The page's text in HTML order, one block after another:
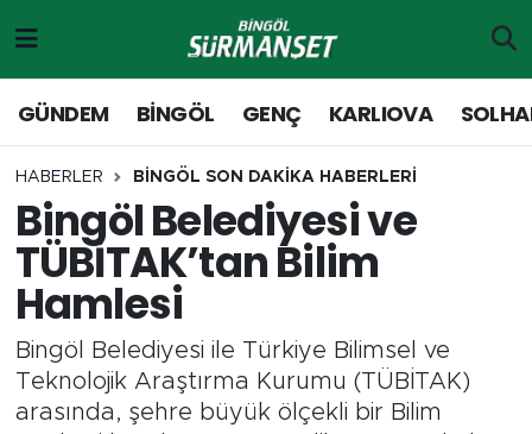
GÜNDEM BİNGÖL GENÇ KARLIOVA
HABERLER BİNGÖL SON DAKİKA HABERLERİ
Bingöl Belediyesi ve
TÜBİTAK’tan Bilim
Hamlesi
Bingöl Belediyesi ile Türkiye Bilimsel ve
Teknolojik Araştırma Kurumu (TÜBİTAK)
arasında, şehre büyük ölçekli bir Bilim
Genç
Solhan
Karlıova
Yayladere-Yedisu
Merkez Hava Durumu
Merkez Trafik Yoğunluk Haritası
Süper Lig Puan Durumu ve Fikstür
Son Dakika Haberleri